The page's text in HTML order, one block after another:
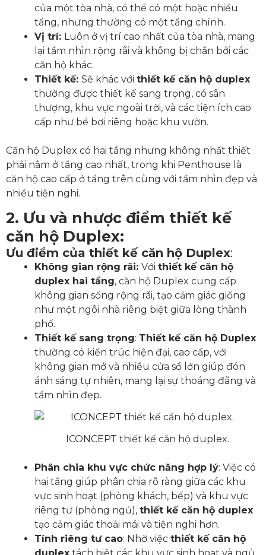
của một tòa nhà, có thể có một hoặc nhiều
tầng, nhưng thường có một tầng chính.
Vị trí: Luôn ở vị trí cao nhất của tòa nhà, mang
lại tầm nhìn rộng rãi và không bị chắn bởi các
căn hộ khác.
Thiết kế: Sẽ khác với thiết kế căn hộ duplex
thường được thiết kế sang trọng, có sân
thượng, khu vực ngoài trời, và các tiện ích cao
cấp như bể bơi riêng hoặc khu vườn.
Căn hộ Duplex có hai tầng nhưng không nhất thiết
phải nằm ở tầng cao nhất, trong khi Penthouse là
căn hộ cao cấp ở tầng trên cùng với tầm nhìn đẹp và
nhiều tiện nghi.
2. Ưu và nhược điểm thiết kế
căn hộ Duplex:
Ưu điểm của thiết kế căn hộ Duplex:
Không gian rộng rãi: Với thiết kế căn hộ
duplex hai tầng, căn hộ Duplex cung cấp
không gian sống rộng rãi, tạo cảm giác giống
như một ngôi nhà riêng biệt giữa lòng thành
phố.
Thiết kế sang trọng: Thiết kế căn hộ Duplex
thường có kiến trúc hiện đại, cao cấp, với
không gian mở và nhiều cửa sổ lớn giúp đón
ánh sáng tự nhiên, mang lại sự thoáng đãng và
tầm nhìn đẹp.
ICONCEPT thiết kế căn hộ duplex.
Phân chia khu vực chức năng hợp lý: Việc có
hai tầng giúp phân chia rõ ràng giữa các khu
vực sinh hoạt (phòng khách, bếp) và khu vực
riêng tư (phòng ngủ), thiết kế căn hộ duplex
tạo cảm giác thoải mái và tiện nghi hơn.
Tính riêng tư cao: Nhờ việc thiết kế căn hộ